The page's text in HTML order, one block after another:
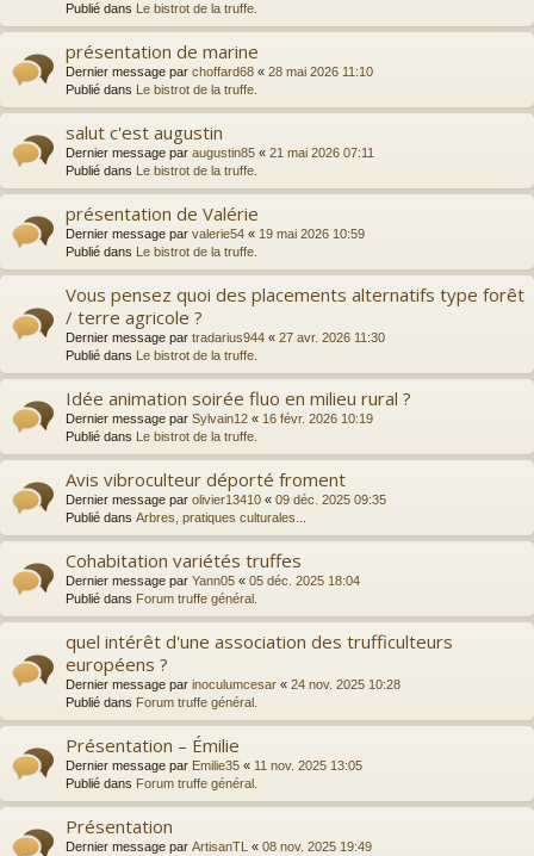
Publié dans Le bistrot de la truffe.
présentation de marine
Dernier message par choffard68 « 28 mai 2026 11:10
Publié dans
Le bistrot de la truffe.
salut c'est augustin
Dernier message par augustin85 « 21 mai 2026 07:11
Publié dans
Le bistrot de la truffe.
présentation de Valérie
Dernier message par valerie54 « 19 mai 2026 10:59
Publié dans
Le bistrot de la truffe.
Vous pensez quoi des placements alternatifs type forêt
/ terre agricole ?
Dernier message par tradarius944 « 27 avr. 2026 11:30
Publié dans
Le bistrot de la truffe.
Idée animation soirée fluo en milieu rural ?
Dernier message par Sylvain12 « 16 févr. 2026 10:19
Publié dans
Le bistrot de la truffe.
Avis vibroculteur déporté froment
Dernier message par olivier13410 « 09 déc. 2025 09:35
Publié dans Arbres, pratiques culturales...
Cohabitation variétés truffes
Dernier message par Yann05 « 05 déc. 2025 18:04
Publié dans Forum truffe général.
quel intérêt d'une association des trufficulteurs
européens ?
Dernier message par inoculumcesar « 24 nov. 2025 10:28
Publié dans Forum truffe général.
Présentation – Émilie
Dernier message par Emilie35 « 11 nov. 2025 13:05
Publié dans Forum truffe général.
Présentation
Dernier message par ArtisanTL « 08 nov. 2025 19:49